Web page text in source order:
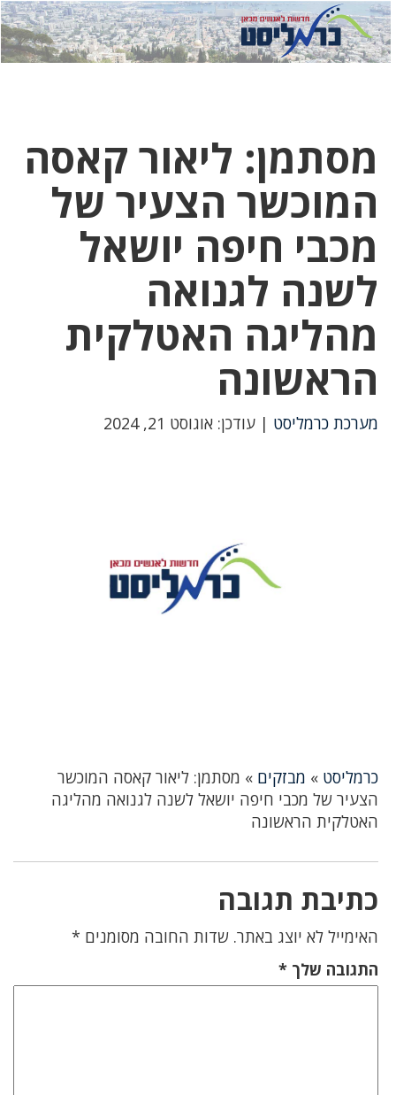
לחץ
כאן
לחץ
כדי
מסתמן: ליאור קאסה
המוכשר הצעיר של
מכבי חיפה יושאל
לשנה לגנואה
מהליגה האטלקית
הראשונה
מערכת כרמליסט | עודכן: אוגוסט 21, 2024
כרמליסט » מבזקים » מסתמן: ליאור קאסה המוכשר
הצעיר של מכבי חיפה יושאל לשנה לגנואה מהליגה
האטלקית הראשונה
כתיבת תגובה
האימייל לא יוצג באתר. שדות החובה מסומנים *
התגובה שלך *